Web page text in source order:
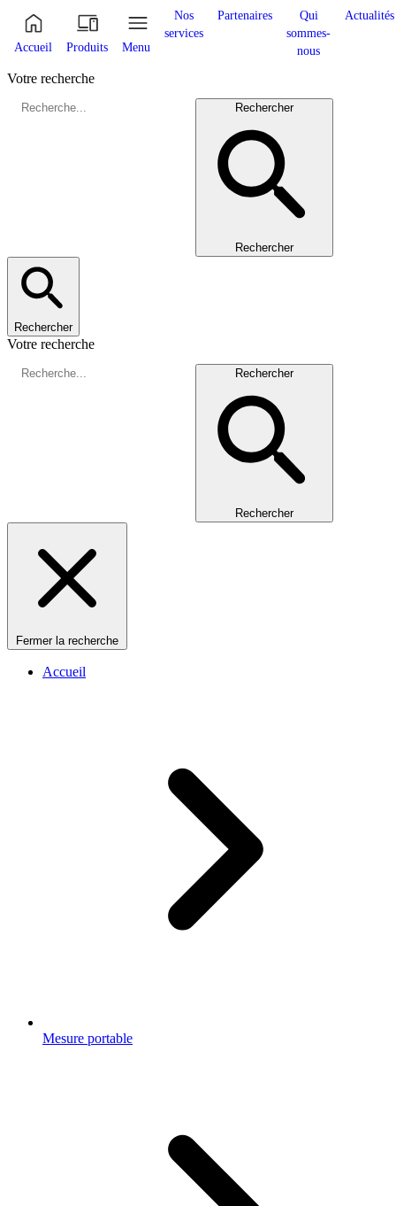
Accueil Produits Menu
Nos
services
Partenaires
Qui
sommes-
nous
Actualités
Votre recherche
Rechercher
Rechercher
Rechercher
Votre recherche
Rechercher
Rechercher
Fermer la recherche
Accueil
Mesure portable